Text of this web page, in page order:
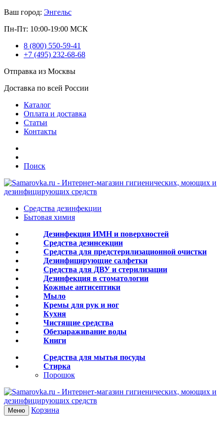
Ваш город: Энгельс
Пн-Пт: 10:00-19:00 МСК
8 (800) 550-59-41
+7 (495) 232-68-68
Отправка из Москвы
Доставка по всей России
Каталог
Оплата и доставка
Статьи
Контакты
Поиск
Средства дезинфекции
Бытовая химия
Дезинфекция ИМН и поверхностей
Средства дезинсекции
Средства для предстерилизационной очистки
Дезинфицирующие салфетки
Средства для ДВУ и cтерилизации
Дезинфекция в стоматологии
Кожные антисептики
Мыло
Кремы для рук и ног
Кухня
Чистящие средства
Обеззараживание воды
Книги
Средства для мытья посуды
Стирка
Порошок
Меню Корзина